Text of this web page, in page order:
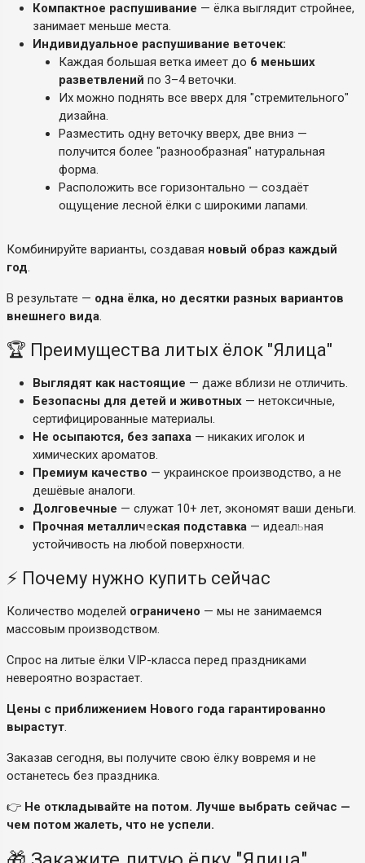
Компактное распушивание — ёлка выглядит стройнее,
занимает меньше места.
Индивидуальное распушивание веточек:
Каждая большая ветка имеет до 6 меньших
разветвлений по 3–4 веточки.
Их можно поднять все вверх для "стремительного"
дизайна.
Разместить одну веточку вверх, две вниз —
получится более "разнообразная" натуральная
форма.
Расположить все горизонтально — создаёт
ощущение лесной ёлки с широкими лапами.
Комбинируйте варианты, создавая новый образ каждый
год.
В результате — одна ёлка, но десятки разных вариантов
внешнего вида.
🏆 Преимущества литых ёлок "Ялица"
Выглядят как настоящие — даже вблизи не отличить.
Безопасны для детей и животных — нетоксичные,
сертифицированные материалы.
Не осыпаются, без запаха — никаких иголок и
химических ароматов.
Премиум качество — украинское производство, а не
дешёвые аналоги.
Долговечные — служат 10+ лет, экономят ваши деньги.
Прочная металлическая подставка — идеальная
устойчивость на любой поверхности.
⚡ Почему нужно купить сейчас
Количество моделей ограничено — мы не занимаемся
массовым производством.
Спрос на литые ёлки VIP-класса перед праздниками
невероятно возрастает.
Цены с приближением Нового года гарантированно
вырастут.
Заказав сегодня, вы получите свою ёлку вовремя и не
останетесь без праздника.
👉 Не откладывайте на потом. Лучше выбрать сейчас —
чем потом жалеть, что не успели.